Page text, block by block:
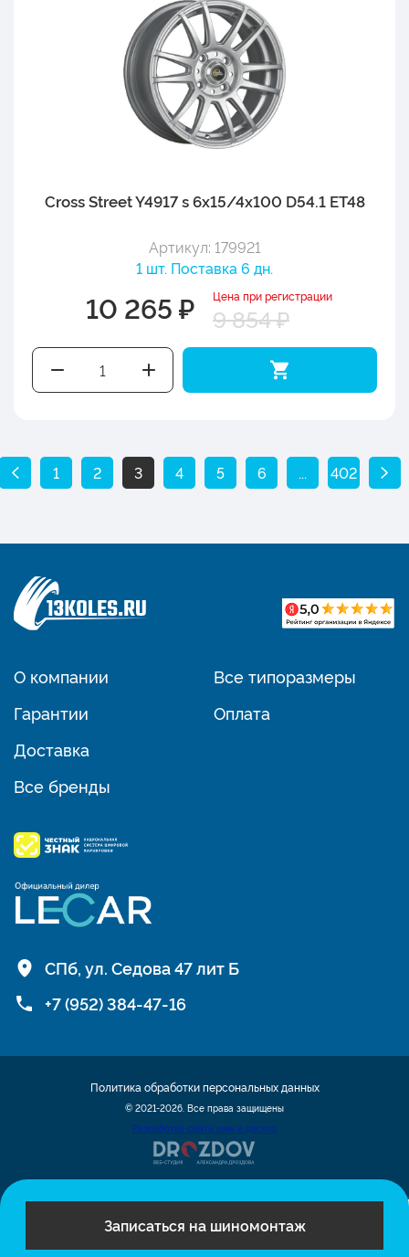
Записаться на шиномонтаж
Cross Street Y4917 s 6x15/4x100 D54.1 ET48
Артикул: 179921
1 шт. Поставка 6 дн.
10 265 ₽ Цена при регистрации
9 854 ₽
1 2 3 4 5 6 ... 402
О компании
Гарантии
Доставка
Все бренды
Все типоразмеры
Оплата
СПб, ул. Седова 47 лит Б
+7 (952) 384-47-16
© 2021-2026. Все права защищены
Разработка сайта шин и дисков
Политика обработки персональных данных